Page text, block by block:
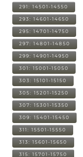
291: 14501-14550
293: 14601-14650
295: 14701-14750
297: 14801-14850
299: 14901-14950
301: 15001-15050
303: 15101-15150
305: 15201-15250
307: 15301-15350
309: 15401-15450
311: 15501-15550
313: 15601-15650
315: 15701-15750